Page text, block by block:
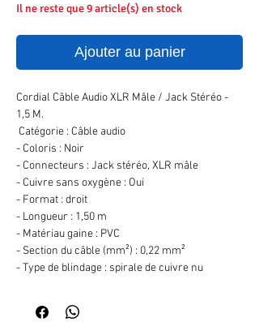
Il ne reste que 9 article(s) en stock
Ajouter au panier
Cordial Câble Audio XLR Mâle / Jack Stéréo -
1,5 M.
Catégorie : Câble audio
- Coloris : Noir
- Connecteurs : Jack stéréo, XLR mâle
- Cuivre sans oxygène : Oui
- Format : droit
- Longueur : 1,50 m
- Matériau gaine : PVC
- Section du câble (mm²) : 0,22 mm²
- Type de blindage : spirale de cuivre nu